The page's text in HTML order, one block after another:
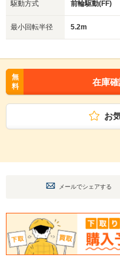
駆動方式 前輪駆動(FF)
最小回転半径 5.2m
無
料
在庫
お
メールでシェアする